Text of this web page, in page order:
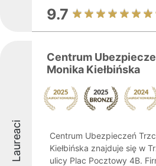
9.7
Laureaci
Centrum
Monika Kiełbińska
Centrum Ubezpieczeń
Kiełbińska znajduje się w
ulicy Plac Pocztowy 4B.